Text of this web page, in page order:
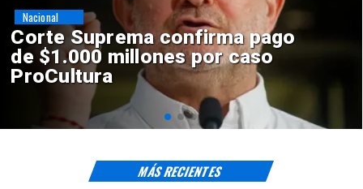
Codelco suspende
construcción de Andes Norte
en El Teniente por riesgos
sísmicos
Nacional
MÁS RECIENTES